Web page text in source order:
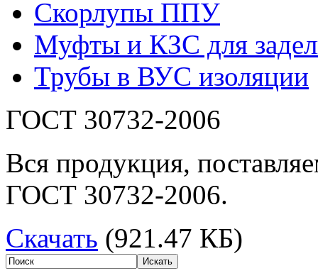
Скорлупы ППУ
Муфты и КЗС для
Трубы в ВУС изоляции
ГОСТ 30732-2006
Вся продукция,
ГОСТ 30732-2006.
Скачать (921.47 КБ)